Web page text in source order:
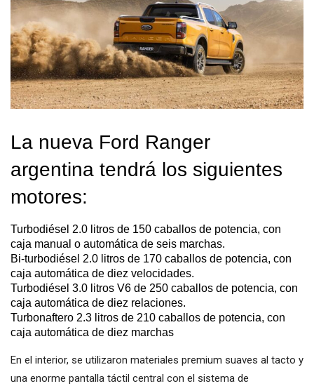
La nueva Ford Ranger
argentina tendrá los siguientes
motores:
Turbodiésel 2.0 litros de 150 caballos de potencia, con
caja manual o automática de seis marchas.
Bi-turbodiésel 2.0 litros de 170 caballos de potencia, con
caja automática de diez velocidades.
Turbodiésel 3.0 litros V6 de 250 caballos de potencia, con
caja automática de diez relaciones.
Turbonaftero 2.3 litros de 210 caballos de potencia, con
caja automática de diez marchas
En el interior, se utilizaron materiales premium suaves al tacto y
una enorme pantalla táctil central con el sistema de